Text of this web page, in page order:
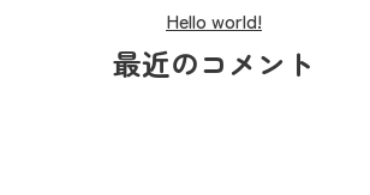
Hello world!
最近のコメント